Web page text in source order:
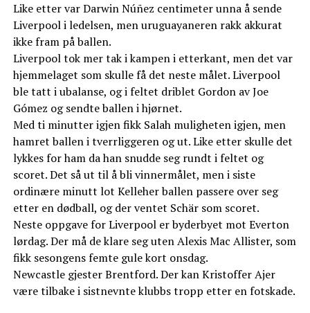
Like etter var Darwin Núñez centimeter unna å sende
Liverpool i ledelsen, men uruguayaneren rakk akkurat
ikke fram på ballen.
Liverpool tok mer tak i kampen i etterkant, men det var
hjemmelaget som skulle få det neste målet. Liverpool
ble tatt i ubalanse, og i feltet driblet Gordon av Joe
Gómez og sendte ballen i hjørnet.
Med ti minutter igjen fikk Salah muligheten igjen, men
hamret ballen i tverrliggeren og ut. Like etter skulle det
lykkes for ham da han snudde seg rundt i feltet og
scoret. Det så ut til å bli vinnermålet, men i siste
ordinære minutt lot Kelleher ballen passere over seg
etter en dødball, og der ventet Schär som scoret.
Neste oppgave for Liverpool er byderbyet mot Everton
lørdag. Der må de klare seg uten Alexis Mac Allister, som
fikk sesongens femte gule kort onsdag.
Newcastle gjester Brentford. Der kan Kristoffer Ajer
være tilbake i sistnevnte klubbs tropp etter en fotskade.